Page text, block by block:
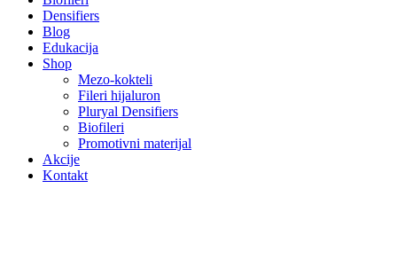
Densifiers
Blog
Edukacija
Shop
Mezo-kokteli
Fileri hijaluron
Pluryal Densifiers
Biofileri
Promotivni materijal
Akcije
Kontakt